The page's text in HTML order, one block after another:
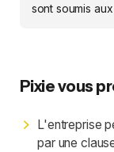
sont soumis
Pixie vous
L'entreprise
par une